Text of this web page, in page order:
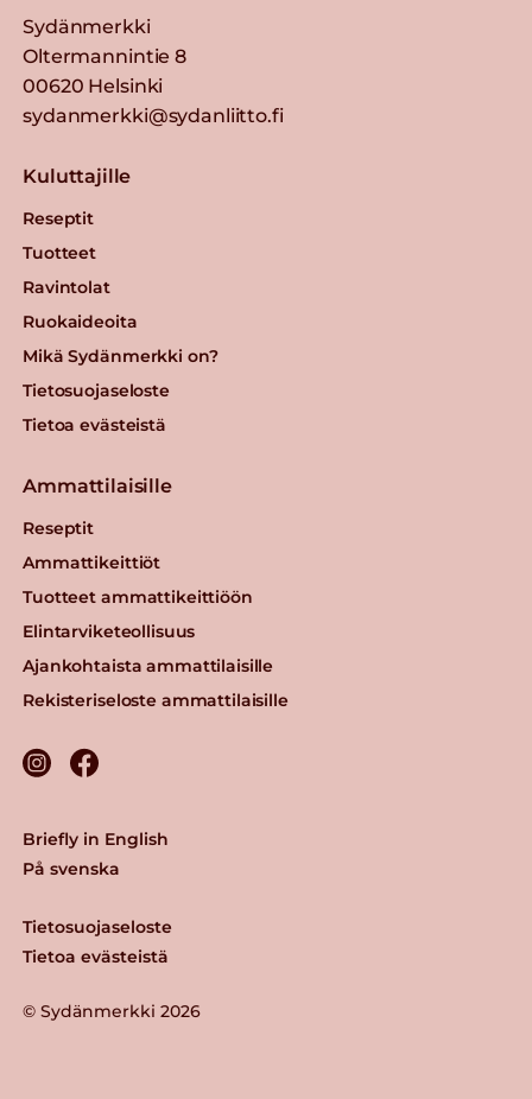
Sydänmerkki
Oltermannintie 8
00620 Helsinki
sydanmerkki@sydanliitto.fi
Kuluttajille
Reseptit
Tuotteet
Ravintolat
Ruokaideoita
Mikä Sydänmerkki on?
Tietosuojaseloste
Tietoa evästeistä
Ammattilaisille
Reseptit
Ammattikeittiöt
Tuotteet ammattikeittiöön
Elintarviketeollisuus
Ajankohtaista ammattilaisille
Rekisteriseloste ammattilaisille
© Sydänmerkki 2026
Tietosuojaseloste
Tietoa evästeistä
Briefly in English
På svenska